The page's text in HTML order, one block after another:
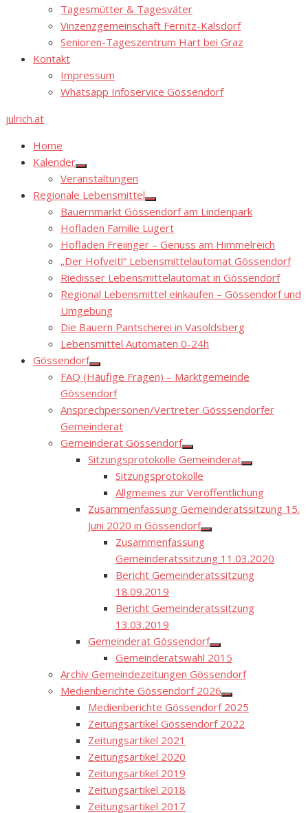
Tagesmütter & Tagesväter
Vinzenzgemeinschaft Fernitz-Kalsdorf
Senioren-Tageszentrum Hart bei Graz
Kontakt
Impressum
Whatsapp Infoservice Gössendorf
julrich.at
Home
Kalender
Show
sub
menu
Veranstaltungen
Regionale Lebensmittel
Show
sub
menu
Bauernmarkt Gössendorf am Lindenpark
Hofladen Familie Lugert
Hofladen Freiinger – Genuss am Himmelreich
„Der Hofveitl“ Lebensmittelautomat Gössendorf
Riedisser Lebensmittelautomat in Gössendorf
Regional Lebensmittel einkaufen – Gössendorf und
Umgebung
Die Bauern Pantscherei in Vasoldsberg
Lebensmittel Automaten 0-24h
Gössendorf
Show
sub
menu
FAQ (Häufige Fragen) – Marktgemeinde
Gössendorf
Ansprechpersonen/Vertreter Gösssendorfer
Gemeinderat
Gemeinderat Gössendorf
Show
sub
menu
Sitzungsprotokolle Gemeinderat
Show
menu
Sitzungsprotokolle
Allgmeines zur Veröffentlichung
Zusammenfassung Gemeinderatssitzung 15.
Juni 2020 in Gössendorf
Show
menu
Zusammenfassung
Gemeinderatssitzung 11.03.2020
Bericht Gemeinderatssitzung
18.09.2019
Bericht Gemeinderatssitzung
13.03.2019
Gemeinderat Gössendorf
Show
sub
menu
Gemeinderatswahl 2015
Archiv Gemeindezeitungen Gössendorf
Medienberichte Gössendorf 2026
Show
sub
menu
Medienberichte Gössendorf 2025
Zeitungsartikel Gössendorf 2022
Zeitungsartikel 2021
Zeitungsartikel 2020
Zeitungsartikel 2019
Zeitungsartikel 2018
Zeitungsartikel 2017